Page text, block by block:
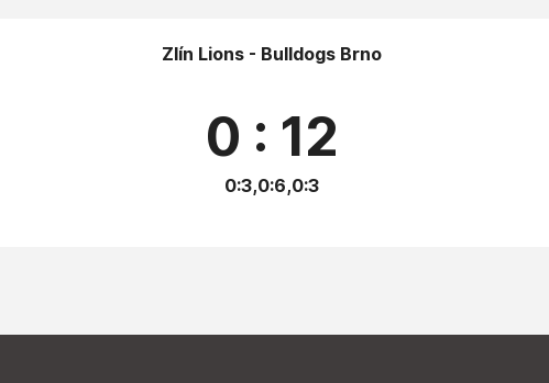
Zlín Lions - Bulldogs Brno
0 : 12
0:3,0:6,0:3